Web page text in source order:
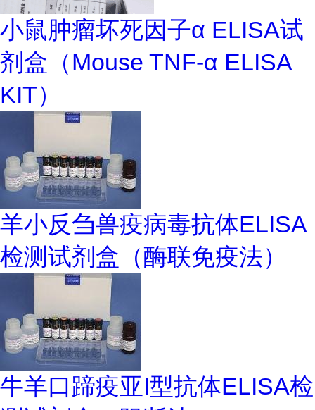
小鼠肿瘤坏死因子α ELISA试
剂盒（Mouse TNF-α ELISA
KIT）
羊小反刍兽疫病毒抗体ELISA
检测试剂盒（酶联免疫法）
牛羊口蹄疫亚I型抗体ELISA检